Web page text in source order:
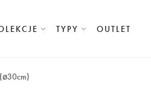
TYPY OUTLET